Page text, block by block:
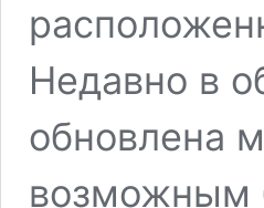
Недавно в
обновлена
возможным